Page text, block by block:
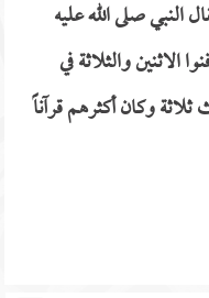
صلى الله عليه
والثلاثة في
ثلاثة وكان أكثرهم قرآناً